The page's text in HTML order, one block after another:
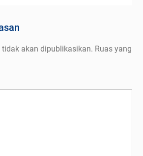
akan dipublikasikan. Ruas yang